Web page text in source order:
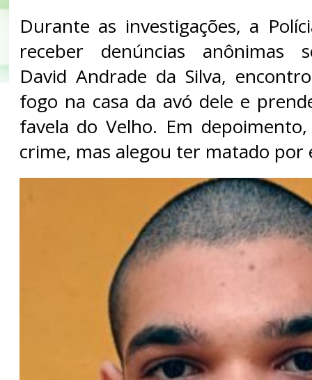
Durante as investigações, a
receber denúncias anônimas
David Andrade da Silva,
fogo na casa da avó dele e
favela do Velho. Em
crime, mas alegou ter matado por